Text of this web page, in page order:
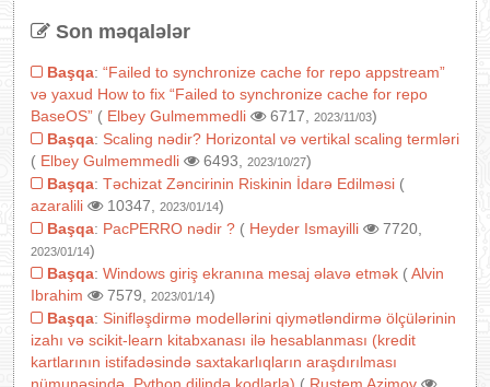
Son məqalələr
Başqa: “Failed to synchronize cache for repo appstream”
və yaxud How to fix “Failed to synchronize cache for repo
BaseOS” ( Elbey Gulmemmedli 6717, 2023/11/03)
Başqa: Scaling nədir? Horizontal və vertikal scaling termləri
( Elbey Gulmemmedli 6493, 2023/10/27)
Başqa: Təchizat Zəncirinin Riskinin İdarə Edilməsi (
azaralili
10347, 2023/01/14)
Başqa: PacPERRO nədir ? ( Heyder Ismayilli 7720,
2023/01/14)
Başqa: Windows giriş ekranına mesaj əlavə etmək (Alvin
Ibrahim
7579, 2023/01/14)
Başqa: Sinifləşdirmə modellərini qiymətləndirmə ölçülərinin
izahı və scikit-learn kitabxanası ilə hesablanması (kredit
kartlarının istifadəsində saxtakarlıqların araşdırılması